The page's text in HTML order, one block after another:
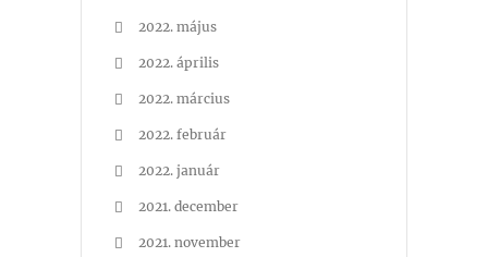
2022. május
2022. április
2022. március
2022. február
2022. január
2021. december
2021. november